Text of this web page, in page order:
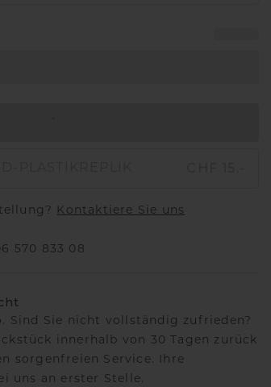
Kontaktiere Sie uns
570 833 08
Sind Sie nicht vollständig zufrieden?
innerhalb von 30 Tagen zurück
sorgenfreien Service. Ihre
uns an erster Stelle.